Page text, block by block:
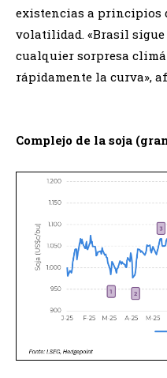
existencias a principios
volatilidad. «Brasil
cualquier sorpresa
rápidamente la curva»,
Complejo de la soja